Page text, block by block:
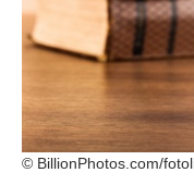
© BillionPhotos.com/